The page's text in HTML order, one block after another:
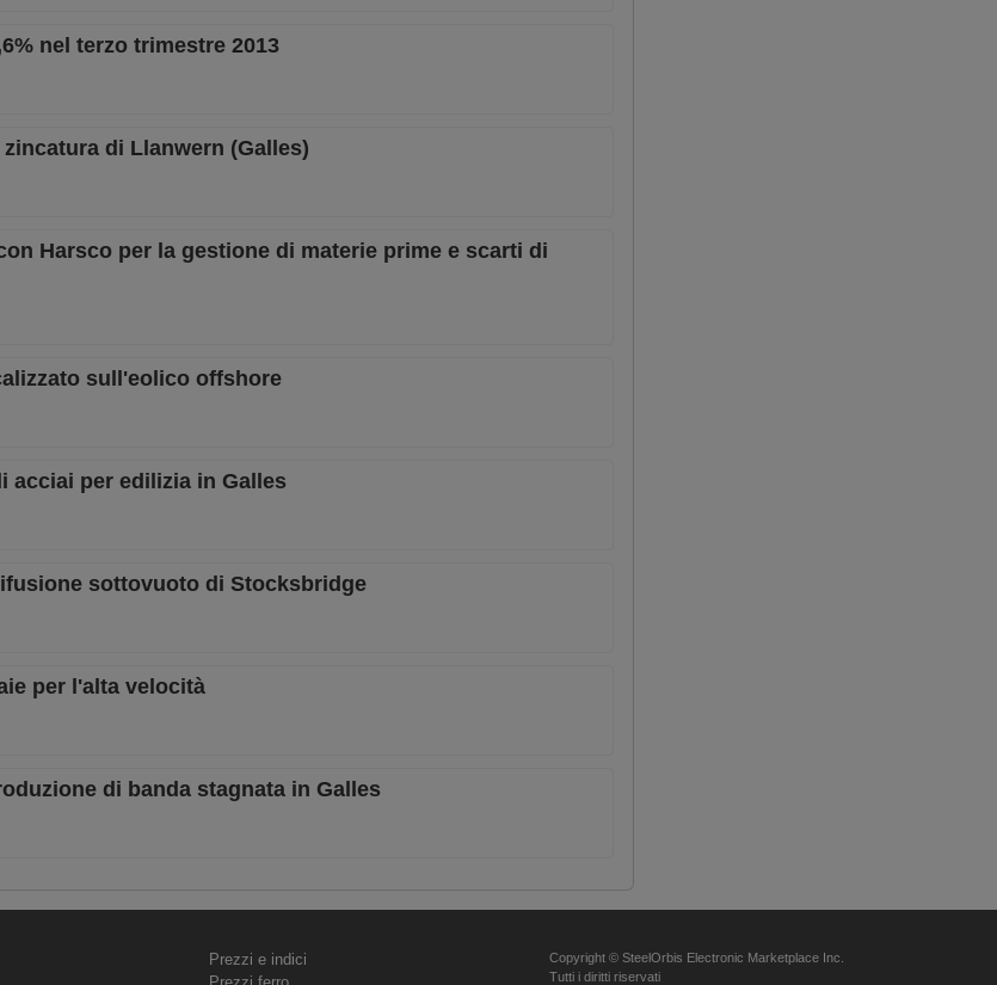
nel terzo trimestre 2013
di Llanwern (Galles)
Harsco per la gestione di materie prime e scarti di
sull'eolico offshore
acciai per edilizia in Galles
sottovuoto di Stocksbridge
per l'alta velocità
di banda stagnata in Galles
Prezzi e indici
Copyright © SteelOrbis Electronic Marketplace Inc.
Tutti i diritti riservati